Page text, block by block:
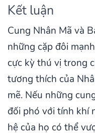
Kết luận
Cung Nhân Mã và
những cặp đôi
cực kỳ thú vị trong
tương thích của
mẽ. Nếu những
đối phó với tính khí
hệ của họ có thể